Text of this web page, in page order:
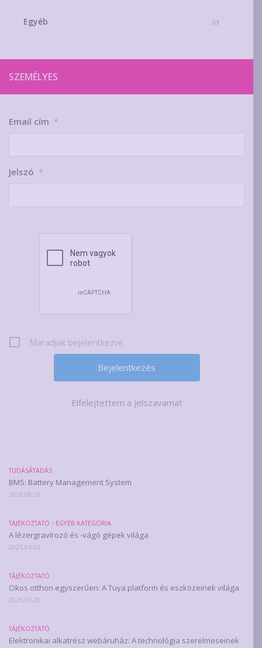
Egyéb 33
SZEMÉLYES
Email cím *
Jelszó *
Maradjak bejelentkezve
Elfelejtettem a jelszavamat
TUDÁSÁTADÁS
BMS: Battery Management System
2026.08.06.
TÁJÉKOZTATÓ / EGYÉB KATEGÓRIA
A lézergravírozó és -vágó gépek világa
2025.04.03.
TÁJÉKOZTATÓ
Okos otthon egyszerűen: A Tuya platform és eszközeinek világa
2025.03.20.
TÁJÉKOZTATÓ
Elektronikai alkatrész webáruház: A technológia szerelmeseinek